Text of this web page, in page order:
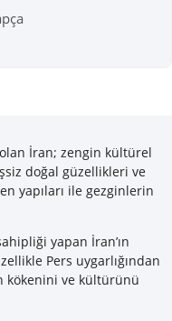
İran; zengin kültürel
doğal güzellikleri ve
yapıları ile gezginlerin
yapan İran’ın
Pers uygarlığından
kökenini ve kültürünü